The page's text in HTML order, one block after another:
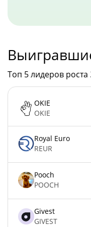
Топ 5 лидеров роста
OKIE
OKIE
Royal Euro
REUR
Pooch
POOCH
Givest
GIVEST